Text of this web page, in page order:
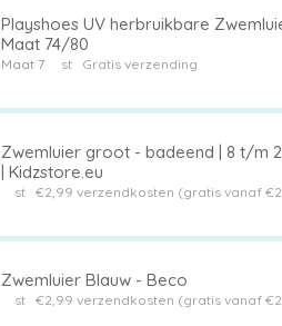
Playshoes UV herbruikbare
Maat 74/80
Maat 7 Gratis verzending
Zwemluier groot - badeend | 8 t/m
| Kidzstore.eu
€2,99 verzendkosten (gratis vanaf
Zwemluier Blauw - Beco
€2,99 verzendkosten (gratis vanaf